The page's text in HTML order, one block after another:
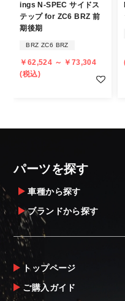
発送について
・エアロパーツ・
個人宅への直送・
があることはご了
また、小さな商
・発送先に、塗装
・メーカーによっ
業者でなければ、
とは予めご了承く
お届け商品について
商品到着後は速や
確認下さい。
当社ならびにメー
全を期すよう尽力
ings N-SPEC サイドス
テップ for ZC6 BRZ 前
期後期
BRZ ZC6 BRZ
￥62,524 ～ ￥73,304
(税込)
パーツを探す
車種から探す
ブランドから探す
トップページ
ご購入ガイド